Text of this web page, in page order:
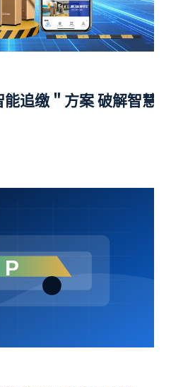
追缴＂方案 破解智慧